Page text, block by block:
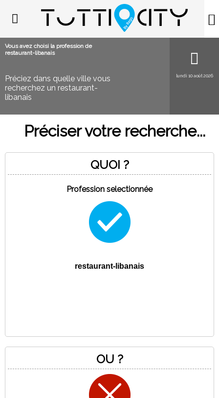
Vous avez choisi la profession de
restaurant-libanais
Préciez dans quelle ville vous
recherchez un restaurant-
libanais
lundi 10 août 2026
Préciser votre recherche...
QUOI ?
Profession selectionnée
restaurant-libanais
OU ?